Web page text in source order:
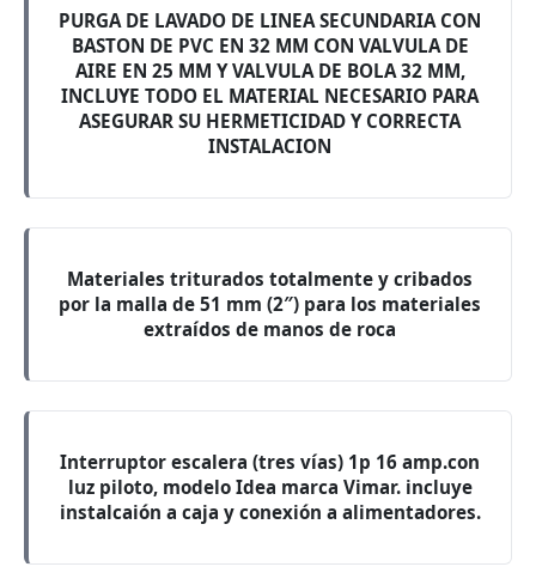
PURGA DE LAVADO DE LINEA SECUNDARIA CON
BASTON DE PVC EN 32 MM CON VALVULA DE
AIRE EN 25 MM Y VALVULA DE BOLA 32 MM,
INCLUYE TODO EL MATERIAL NECESARIO PARA
ASEGURAR SU HERMETICIDAD Y CORRECTA
INSTALACION
Materiales triturados totalmente y cribados
por la malla de 51 mm (2″) para los materiales
extraídos de manos de roca
Interruptor escalera (tres vías) 1p 16 amp.con
luz piloto, modelo Idea marca Vimar. incluye
instalcaión a caja y conexión a alimentadores.